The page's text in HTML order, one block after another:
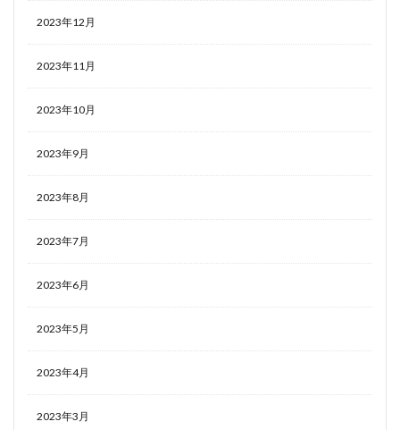
2023年12月
2023年11月
2023年10月
2023年9月
2023年8月
2023年7月
2023年6月
2023年5月
2023年4月
2023年3月